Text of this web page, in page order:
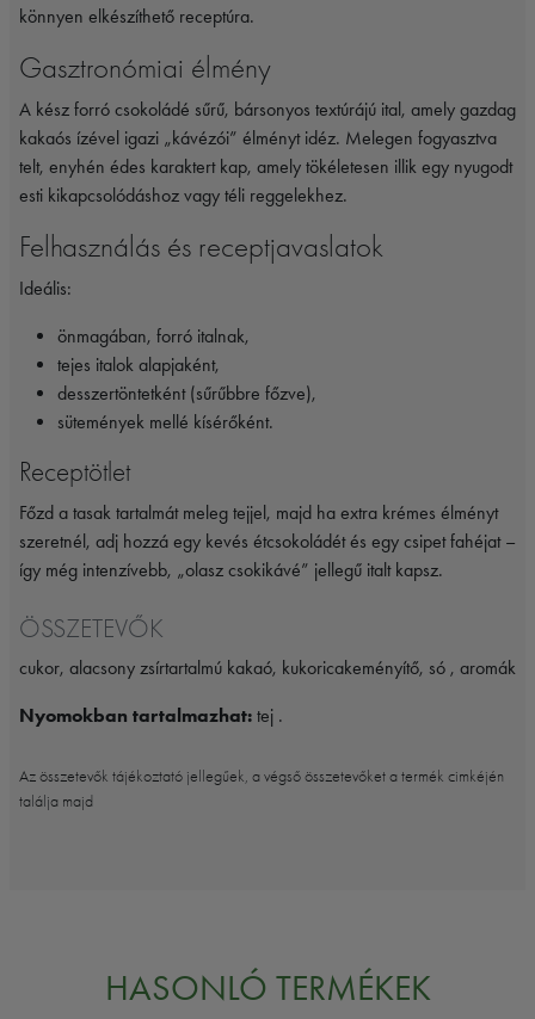
könnyen elkészíthető receptúra.
Gasztronómiai élmény
A kész forró csokoládé sűrű, bársonyos textúrájú ital, amely gazdag
kakaós ízével igazi „kávézói” élményt idéz. Melegen fogyasztva
telt, enyhén édes karaktert kap, amely tökéletesen illik egy nyugodt
esti kikapcsolódáshoz vagy téli reggelekhez.
Felhasználás és receptjavaslatok
Ideális:
önmagában, forró italnak,
tejes italok alapjaként,
desszertöntetként (sűrűbbre főzve),
sütemények mellé kísérőként.
Receptötlet
Főzd a tasak tartalmát meleg tejjel, majd ha extra krémes élményt
szeretnél, adj hozzá egy kevés étcsokoládét és egy csipet fahéjat –
így még intenzívebb, „olasz csokikávé” jellegű italt kapsz.
ÖSSZETEVŐK
cukor, alacsony zsírtartalmú kakaó, kukoricakeményítő, só , aromák
Nyomokban tartalmazhat: tej .
Az összetevők tájékoztató jellegűek, a végső összetevőket a termék cimkéjén
találja majd
HASONLÓ TERMÉKEK